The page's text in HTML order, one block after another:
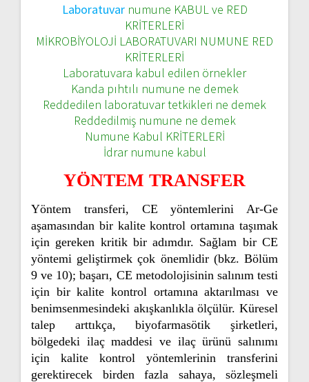
Laboratuvarnumune KABUL ve RED
KRİTERLERİ
MİKROBİYOLOJİ LABORATUVARI NUMUNE RED
KRİTERLERİ
Laboratuvara kabul edilen örnekler
Kanda pıhtılı numune ne demek
Reddedilen laboratuvar tetkikleri ne demek
Reddedilmiş numune ne demek
Numune Kabul KRİTERLERİ
İdrar numune kabul
YÖNTEM TRANSFER
Yöntem transferi, CE yöntemlerini Ar-Ge
aşamasından bir kalite kontrol ortamına taşımak
için gereken kritik bir adımdır. Sağlam bir CE
yöntemi geliştirmek çok önemlidir (bkz. Bölüm
9 ve 10); başarı, CE metodolojisinin salınım testi
için bir kalite kontrol ortamına aktarılması ve
benimsenmesindeki akışkanlıkla ölçülür. Küresel
talep arttıkça, biyofarmasötik şirketleri,
bölgedeki ilaç maddesi ve ilaç ürünü salınımı
için kalite kontrol yöntemlerinin transferini
gerektirecek birden fazla sahaya, sözleşmeli